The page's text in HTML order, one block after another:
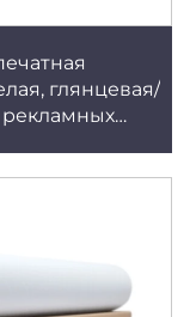
глянцевая/
рекламных